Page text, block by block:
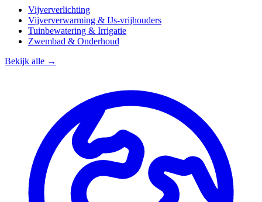
Vijververlichting
Vijververwarming & IJs-vrijhouders
Tuinbewatering & Irrigatie
Zwembad & Onderhoud
Bekijk alle →